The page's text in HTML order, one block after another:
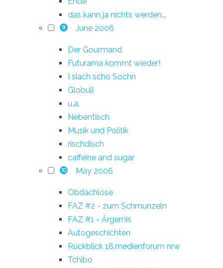
das kann ja nichts werden...
9 June 2006
Der Gourmand
Futurama kommt wieder!
I siach scho Sochn
Globuli
u.a.
Nebentisch
Musik und Politik
rischdisch
caffeine and sugar
10 May 2006
Obdachlose
FAZ #2 - zum Schmunzeln
FAZ #1 - Ärgernis
Autogeschichten
Rückblick 18.medienforum nrw
Tchibo